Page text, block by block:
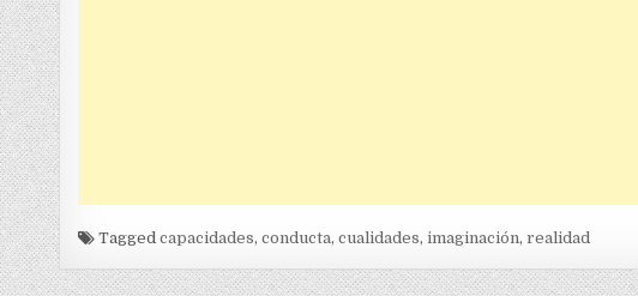
Taggedcapacidades,conducta,cualidades,imaginación,realidad